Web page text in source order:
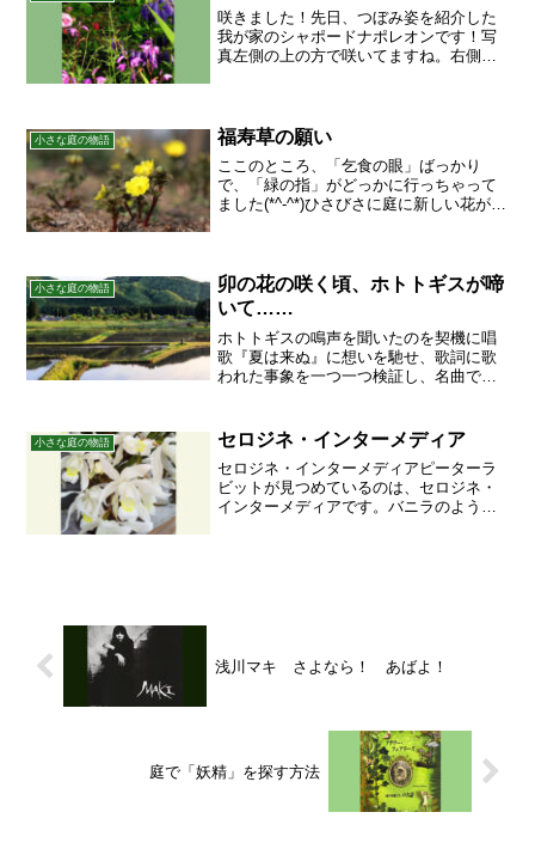
咲きました！先日、つぼみ姿を紹介した
我が家のシャポードナポレオンです！写
真左側の上の方で咲いてますね。右側に
ホタルブクロも植えていま...
小さな庭の物語 福寿草の願い
ここのところ、「乞食の眼」ばっかり
で、「緑の指」がどっかに行っちゃって
ました(*^-^*)ひさびさに庭に新しい花が咲
芸店などにはお正...
小さな庭の物語
卯の花の咲く頃、ホトトギスが啼
いて……
ホトトギスの鳴声を聞いたのを契機に唱
歌『夏は来ぬ』に想いを馳せ、歌詞に歌
われた事象を一つ一つ検証し、名曲であ
小さな庭の物語 セロジネ・インターメディア
セロジネ・インターメディアピーターラ
ビットが見つめているのは、セロジネ・
インターメディアです。バニラのような
浅川マキ さよなら！ あばよ！
庭で「妖精」を探す方法